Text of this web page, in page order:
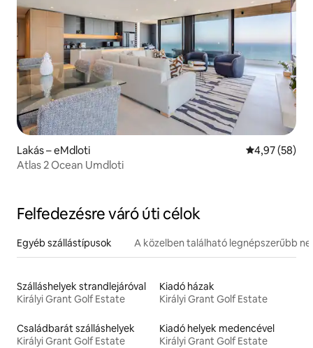
Lakás – eMdloti Átlagos
4,97 (58)
Atlas 2 Ocean Umdloti
Felfedezésre váró úti célok
Egyéb szállástípusok A közelben található legnépszerűbb
Szálláshelyek strandlejáróval
Királyi Grant Golf Estate
Kiadó házak
Királyi Grant Golf Estate
Családbarát szálláshelyek
Királyi Grant Golf Estate
Kiadó helyek medencével
Királyi Grant Golf Estate